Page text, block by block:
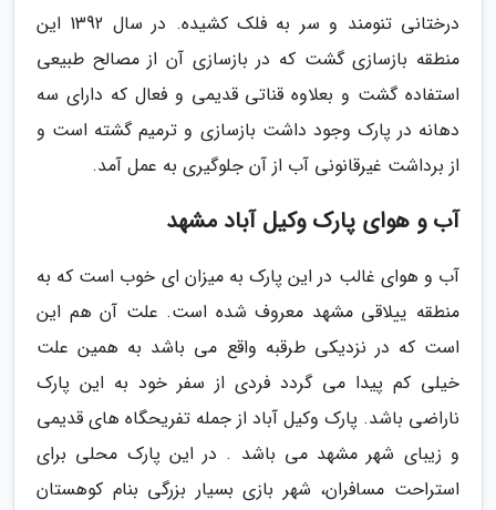
درختانی تنومند و سر به فلک کشیده. در سال 1392 این
منطقه بازسازی گشت که در بازسازی آن از مصالح طبیعی
استفاده گشت و بعلاوه قناتی قدیمی و فعال که دارای سه
دهانه در پارک وجود داشت بازسازی و ترمیم گشته است و
از برداشت غیرقانونی آب از آن جلوگیری به عمل آمد.
آب و هوای پارک وکیل آباد مشهد
آب و هوای غالب در این پارک به میزان ای خوب است که به
منطقه ییلاقی مشهد معروف شده است. علت آن هم این
است که در نزدیکی طرقبه واقع می باشد به همین علت
خیلی کم پیدا می گردد فردی از سفر خود به این پارک
ناراضی باشد. پارک وکیل آباد از جمله تفریحگاه های قدیمی
و زیبای شهر مشهد می باشد . در این پارک محلی برای
استراحت مسافران، شهر بازی بسیار بزرگی بنام کوهستان